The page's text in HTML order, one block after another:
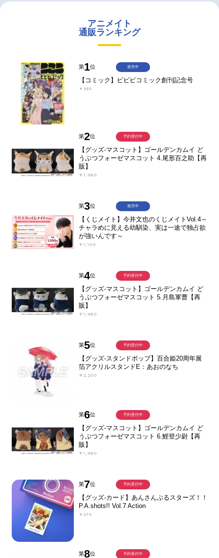
アニメイト
通販ランキング
第1位
【コミック】ビビビコミック創刊記念号
￥935
発売中
第2位
【グッズ-マスコット】ゴールデンカムイ ど
うぶつフォーゼマスコット 4.尾形百之助【再
販】
￥1,980
予約受付中
第3位
【くじメイト】今井文也のくじメイトVol.4～
チャラめに見える幼馴染、実は一途で独占欲
が強いんです～
￥1,100
発売中
第4位
【グッズ-マスコット】ゴールデンカムイ ど
うぶつフォーゼマスコット 5.月島軍曹【再
販】
￥1,980
予約受付中
第5位
【グッズ-スタンドポップ】百合姫20周年展
箔アクリルスタンドE：あおのなち
￥2,200
予約受付中
第6位
【グッズ-マスコット】ゴールデンカムイ ど
うぶつフォーゼマスコット 6.鯉登少尉【再
販】
￥1,980
予約受付中
第7位
【グッズ-カード】あんさんぶるスターズ！！
P.A.shots!! Vol.7 Action
￥275
予約受付中
第8位 予約受付中